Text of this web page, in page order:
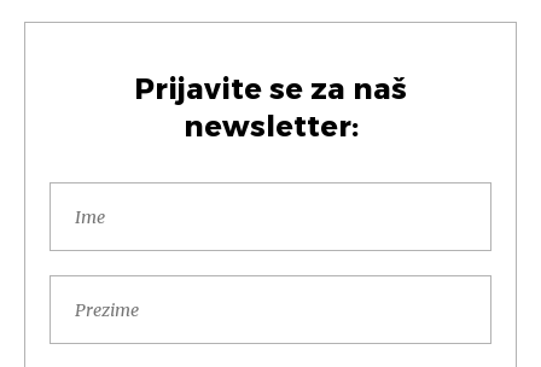
Prijavite se za naš
newsletter: